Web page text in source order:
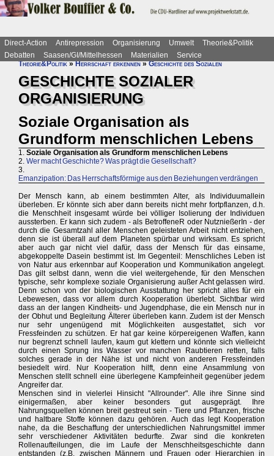
Direct-Action Antirepression Organisierung Umwelt
Theorie&Politik
Debatten
Saasen/GI/Mittelhessen Materialien
Service
Theorie&Politik»Herrschaft erkennen»Geschichte des Sozialen
GESCHICHTE SOZIALER
ORGANISIERUNG
Soziale Organisation als
Grundform menschlichen Lebens
1. Soziale Organisation als Grundform menschlichen Lebens
2. Wer macht Geschichte? Was prägt die Gesellschaft?
3.
Emanzipation: Das Herrschaftsförmige aus den Beziehungen verdrängen
Der Mensch kann, ab einem bestimmten Alter, als Individuumallein
überleben. Er könnte sich aber dann bereits nicht mehr fortpflanzen, d.h.
die Menschheit insgesamt würde bei völliger Isolierung der Individuen
aussterben. Er kann sich zudem - als BetroffeneR oder NutznießerIn - der
durch die Gesamtzahl aller Menschen geleisteten Arbeit nicht entziehen,
denn sie ist überall auf dem Planeten spürbar und wirksam. Es spricht
aber auch gar nicht viel dafür, dass der Mensch für das einsame,
abgekoppelte Dasein bestimmt ist. Im Gegenteil: Menschliches Leben ist
von Natur aus erkennbar auf Kooperation und Kommunikation angelegt.
Das gilt selbst dann, wenn die viel weitergehende, für den Menschen
typische, sehr komplexe soziale Organisierung außer Acht gelassen wird.
Denn schon von der biologischen Ausstattung her spricht alles für ein
Lebewesen, dass vor allem durch Kooperation überlebt. Sichtbar wird
dass an der langen Kindheits- und Jugendphase, die ein Mensch nur in
der Obhut und Begleitung Älterer überleben kann. Zudem ist der Mensch
nur sehr ungenügend mit Möglichkeiten ausgestattet, sich vor
Fressfeinden zu schützen. Er hat gar keine körpereigenen Waffen, kann
nur begrenzt schnell laufen, kaum gut klettern und könnte sich vielleicht
durch einen Sprung ins Wasser vor manchen Raubtieren retten, falls
solches gerade in der Nähe ist und nicht von anderen Fressfeinden
besiedelt wird. Nur Kooperation hilft, denn eine Ansammlung von
Menschen stellt schnell eine überlegene Kampfeinheit gegenüber jedem
Angreifer dar.
Menschen sind in vielerlei Hinsicht "Allrounder". Alle ihre Sinne sind
einigermaßen, aber keiner besonders gut ausgeprägt. Ihre
Nahrungsquellen können breit gestreut sein - Tiere und Pflanzen, frische
und haltbare Stoffe können dazu gehören. Auch das legt Kooperation
nahe, da die Beschaffung der unterschiedlichen Nahrungsmittel immer
sehr verschiedener Aktivitäten bedurfte. Zwar sind die konkreten
Rollenaufteilungen, die im Laufe der Menschheitsgeschichte dann
entstanden (z.B. zwischen Männern und Frauen oder Hierarchien in